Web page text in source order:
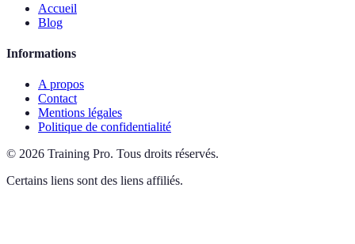
Accueil
Blog
Informations
A propos
Contact
Mentions légales
Politique de confidentialité
© 2026 Training Pro. Tous droits réservés.
Certains liens sont des liens affiliés.